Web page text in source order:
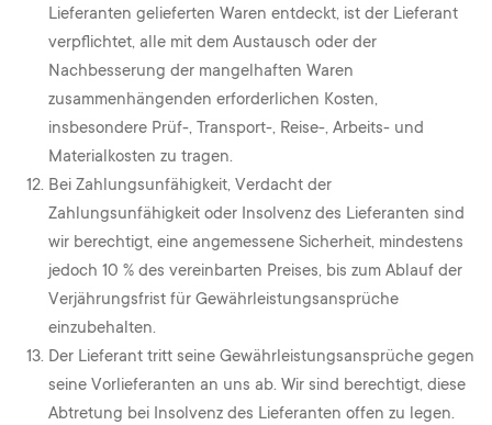
Lieferanten gelieferten Waren entdeckt, ist der Lieferant
verpflichtet, alle mit dem Austausch oder der
Nachbesserung der mangelhaften Waren
zusammenhängenden erforderlichen Kosten,
insbesondere Prüf-, Transport-, Reise-, Arbeits- und
Materialkosten zu tragen.
Bei Zahlungsunfähigkeit, Verdacht der
Zahlungsunfähigkeit oder Insolvenz des Lieferanten sind
wir berechtigt, eine angemessene Sicherheit, mindestens
jedoch 10 % des vereinbarten Preises, bis zum Ablauf der
Verjährungsfrist für Gewährleistungsansprüche
einzubehalten.
Der Lieferant tritt seine Gewährleistungsansprüche gegen
seine Vorlieferanten an uns ab. Wir sind berechtigt, diese
Abtretung bei Insolvenz des Lieferanten offen zu legen.